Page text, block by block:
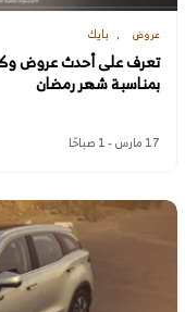
عروض بايك
بمناسبة شهر رمضان
17 مارس - 1 صباحًا